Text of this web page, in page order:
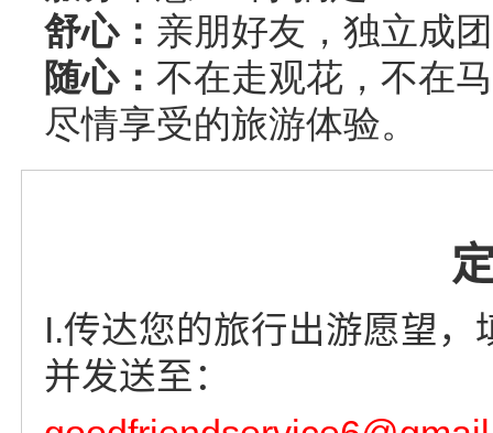
舒心： 亲朋好友，独立成
随心： 不在走观花，不在
尽情享受的旅游体验。
I.传达您的旅行出游愿望
并发送至：